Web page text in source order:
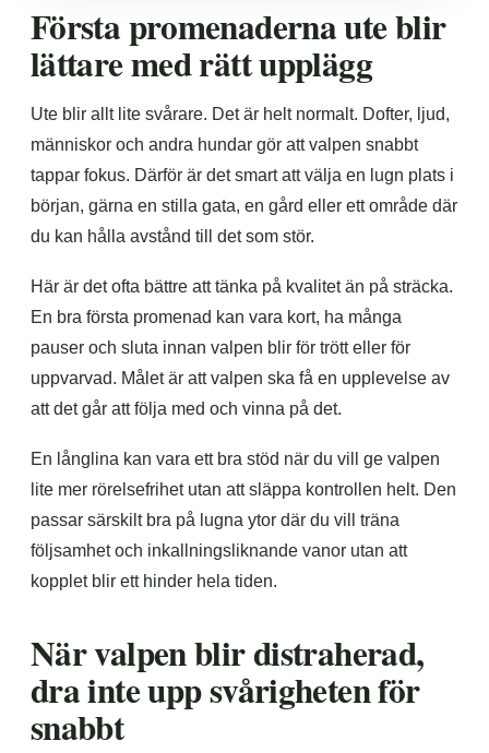
Första promenaderna ute blir
lättare med rätt upplägg
Ute blir allt lite svårare. Det är helt normalt. Dofter, ljud,
människor och andra hundar gör att valpen snabbt
tappar fokus. Därför är det smart att välja en lugn plats i
början, gärna en stilla gata, en gård eller ett område där
du kan hålla avstånd till det som stör.
Här är det ofta bättre att tänka på kvalitet än på sträcka.
En bra första promenad kan vara kort, ha många
pauser och sluta innan valpen blir för trött eller för
uppvarvad. Målet är att valpen ska få en upplevelse av
att det går att följa med och vinna på det.
En långlina kan vara ett bra stöd när du vill ge valpen
lite mer rörelsefrihet utan att släppa kontrollen helt. Den
passar särskilt bra på lugna ytor där du vill träna
följsamhet och inkallningsliknande vanor utan att
kopplet blir ett hinder hela tiden.
När valpen blir distraherad,
dra inte upp svårigheten för
snabbt